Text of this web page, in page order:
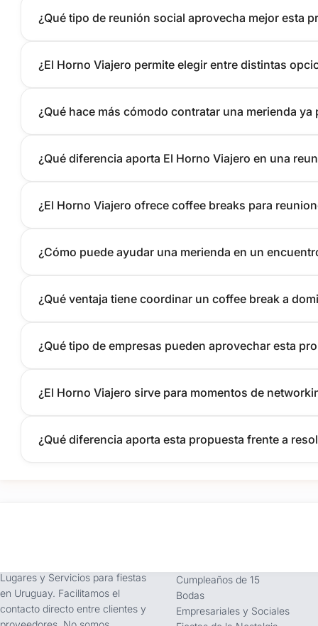
¿Qué tipo de reunión social aprovecha mejor esta
¿El Horno Viajero permite elegir entre distintas
¿Qué hace más cómodo contratar una merienda ya
¿Qué diferencia aporta El Horno Viajero en una
¿El Horno Viajero ofrece coffee breaks para
¿Cómo puede ayudar una merienda en un
¿Qué ventaja tiene coordinar un coffee break a
¿Qué tipo de empresas pueden aprovechar esta
¿El Horno Viajero sirve para momentos de
¿Qué diferencia aporta esta propuesta frente a
Lugares y Servicios para fiestas
en Uruguay. Facilitamos el
contacto directo entre clientes y
Cumpleaños de 15
Bodas
Empresariales y Sociales